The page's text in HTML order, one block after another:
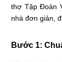
thợ Tập Đoàn
nhà đơn giản,
Bước 1: